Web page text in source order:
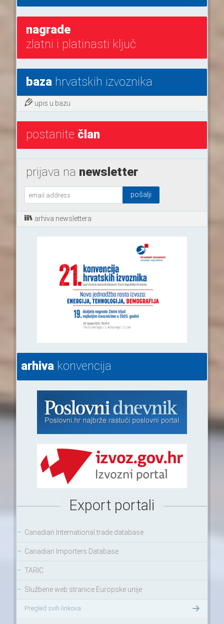
nagrade
zlatni i platinasti ključ
bazahrvatskih izvoznika
upis u bazu
postanite član
prijava na newsletter
arhiva newslettera
arhivakonvencija
Export portali
– Canadian International trade database
– Canadian Importers Database
– TARIC
– Službene web stranice Europske unije
Pregled svih linkova